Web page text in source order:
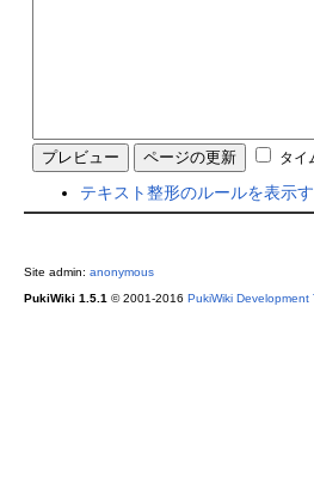
タイ
テキスト整形のルールを表示
Site admin: anonymous
PukiWiki 1.5.1 © 2001-2016 PukiWiki Development